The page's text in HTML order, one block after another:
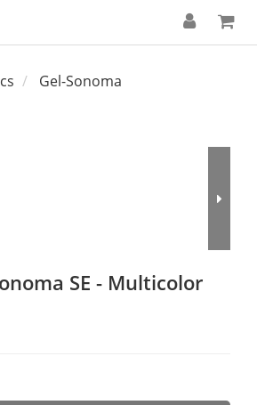
Gel-Sonoma
SE - Multicolor